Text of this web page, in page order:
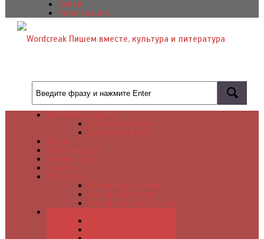
Войти
Регистрация
Добавить запись
Добавить видео
Добавить фото
Фото
События дня
Учебный зал
Газета
Авторское
Авторская поэзия
Авторский юмор
Авторское для детей